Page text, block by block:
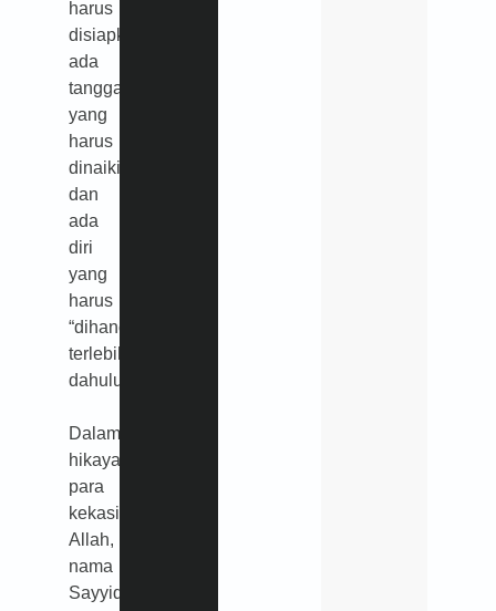
harus
disiapkan,
ada
tangga
yang
harus
dinaiki,
dan
ada
diri
yang
harus
“dihancurkan”
terlebih
dahulu.
Dalam
hikayat
para
kekasih
Allah,
nama
Sayyidah